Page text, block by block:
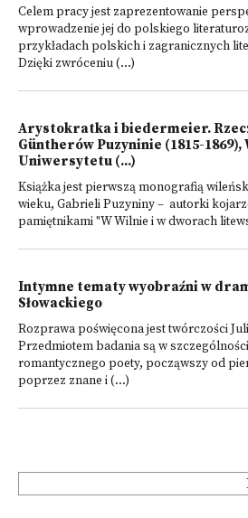
Celem pracy jest zaprezentowanie
wprowadzenie jej do polskiego
przykładach polskich i zagranicznych
Dzięki zwróceniu (...)
Arystokratka i biedermeier.
Güntherów Puzyninie (1815-
Uniwersytetu (...)
Książka jest pierwszą monografią
wieku, Gabrieli Puzyniny – autorki
pamiętnikami "W Wilnie i w dworach
Intymne tematy wyobraźni w
Słowackiego
Rozprawa poświęcona jest twórczości
Przedmiotem badania są w
romantycznego poety, począwszy od
poprzez znane i (...)